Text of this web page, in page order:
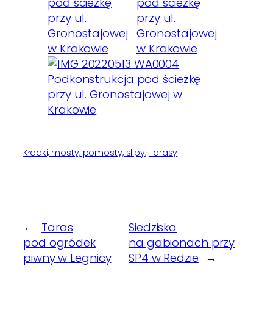
Kładki, mosty, pomosty, slipy, Tarasy
← Taras
pod ogródek
piwny w Legnicy
Siedziska
na gabionach przy
SP4 w Redzie →